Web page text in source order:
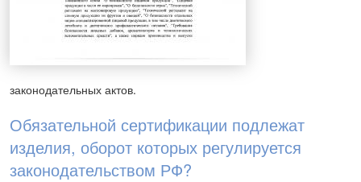
законодательных актов.
Обязательной сертификации подлежат
изделия, оборот которых регулируется
законодательством РФ?